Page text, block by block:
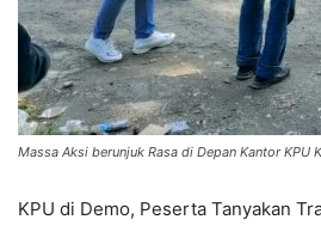
Massa Aksi berunjuk Rasa di Depan Kantor KPU
KPU di Demo, Peserta Tanyakan